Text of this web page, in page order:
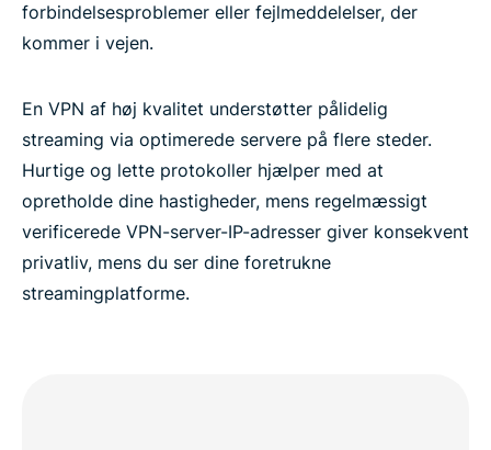
forbindelsesproblemer eller fejlmeddelelser, der
kommer i vejen.
En VPN af høj kvalitet understøtter pålidelig
streaming via optimerede servere på flere steder.
Hurtige og lette protokoller hjælper med at
opretholde dine hastigheder, mens regelmæssigt
verificerede VPN-server-IP-adresser giver konsekvent
privatliv, mens du ser dine foretrukne
streamingplatforme.